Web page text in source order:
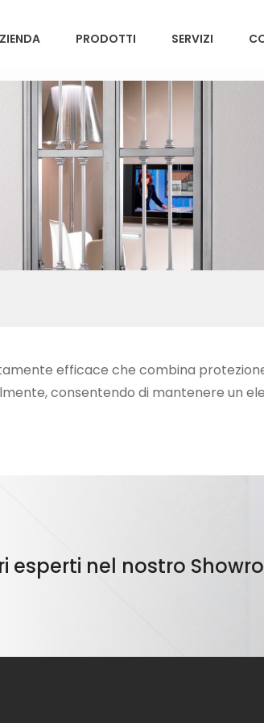
PRODOTTI SERVIZI
efficace che combina
consentendo di mantenere un
esperti nel nostro